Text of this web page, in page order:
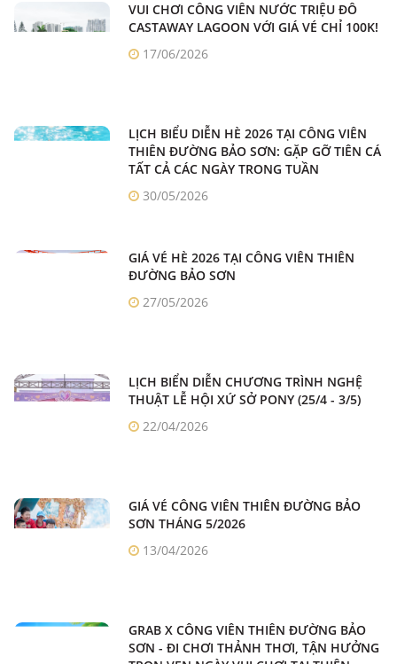
VUI CHƠI CÔNG VIÊN NƯỚC TRIỆU ĐÔ
CASTAWAY LAGOON VỚI GIÁ VÉ CHỈ 100K!
17/06/2026
LỊCH BIỂU DIỄN HÈ 2026 TẠI CÔNG VIÊN
THIÊN ĐƯỜNG BẢO SƠN: GẶP GỠ TIÊN CÁ
TẤT CẢ CÁC NGÀY TRONG TUẦN
30/05/2026
GIÁ VÉ HÈ 2026 TẠI CÔNG VIÊN THIÊN
ĐƯỜNG BẢO SƠN
27/05/2026
LỊCH BIỂN DIỄN CHƯƠNG TRÌNH NGHỆ
THUẬT LỄ HỘI XỨ SỞ PONY (25/4 - 3/5)
22/04/2026
GIÁ VÉ CÔNG VIÊN THIÊN ĐƯỜNG BẢO
SƠN THÁNG 5/2026
13/04/2026
GRAB X CÔNG VIÊN THIÊN ĐƯỜNG BẢO
SƠN - ĐI CHƠI THẢNH THƠI, TẬN HƯỞNG